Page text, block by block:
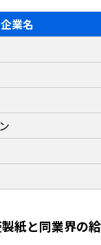
企業名
紙と同業界の